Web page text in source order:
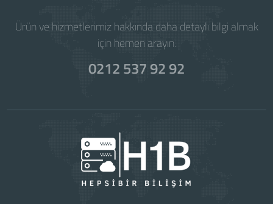
Ürün ve hizmetlerimiz hakkında daha detaylı bilgi almak
için hemen arayın.
0212 537 92 92